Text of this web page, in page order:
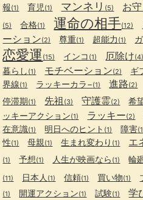
報(1) 育児 (1) マンネリ (5) お守
(5) 合格(1) 運命の相手(12)
ーション(2) 尊重(1) 超能力 (1)
恋愛運 (15) インコ (1) 厄除け(4)
暮らし (1) モチベーション(2) ギ
界線(1) ラッキーカラ−(1) 進路(2)
停滞期(1) 先祖 (3) 守護霊(2) 希
ッキーアクション(1) ラッキー(2)
在意識(1) 明日へのヒント (1) 障害
性(1) 母親(1) 生まれ変わり (1) エ
(1) 予想(1) 人生が映画なら (1) 輪
(11) 日本人 (1) 信頼(1) 買い物(1)
(1) 開運アクション(1) 試験(1) 学